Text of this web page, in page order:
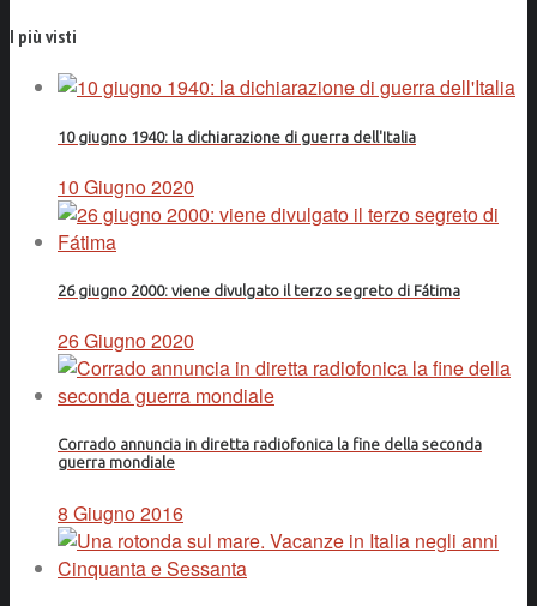
I più visti
10 giugno 1940: la dichiarazione di guerra dell'Italia
10 Giugno 2020
26 giugno 2000: viene divulgato il terzo segreto di Fátima
26 Giugno 2020
Corrado annuncia in diretta radiofonica la fine della seconda
guerra mondiale
8 Giugno 2016